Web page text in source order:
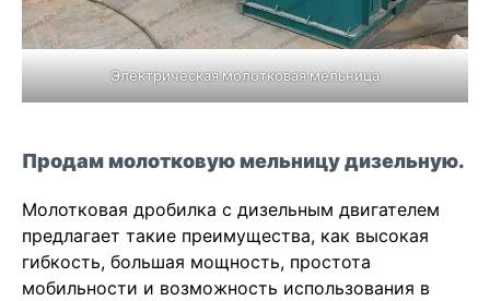
Электрическая молотковая мельница
Продам молотковую мельницу дизельную.
Молотковая дробилка с дизельным двигателем
предлагает такие преимущества, как высокая
гибкость, большая мощность, простота
мобильности и возможность использования в